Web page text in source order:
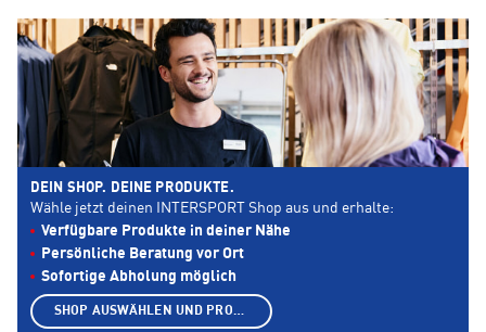
DEIN SHOP. DEINE PRODUKTE.
Wähle jetzt deinen INTERSPORT Shop aus und erhalte:
Verfügbare Produkte in deiner Nähe
Persönliche Beratung vor Ort
Sofortige Abholung möglich
SHOP AUSWÄHLEN UND PRODUKTE ANZEIGEN